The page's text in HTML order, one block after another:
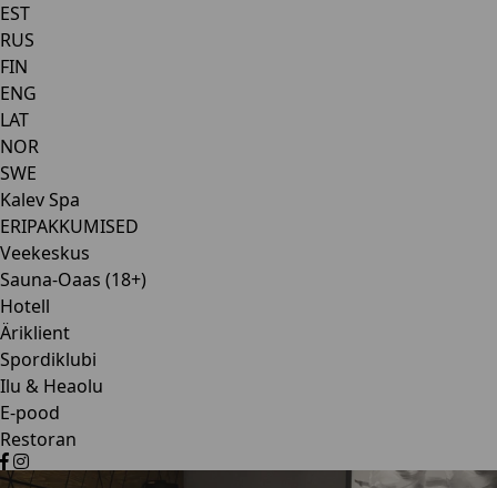
EST
RUS
FIN
ENG
LAT
NOR
SWE
Kalev Spa
ERIPAKKUMISED
Veekeskus
Sauna-Oaas (18+)
Hotell
Äriklient
Spordiklubi
Ilu & Heaolu
E-pood
Restoran